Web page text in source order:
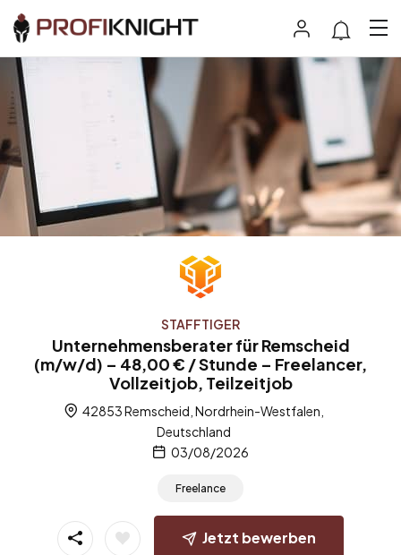
STAFFTIGER
Unternehmensberater für Remscheid
(m/w/d) – 48,00 € / Stunde – Freelancer,
Vollzeitjob, Teilzeitjob
42853 Remscheid, Nordrhein-Westfalen,
Deutschland
03/08/2026
Freelance
Jetzt bewerben